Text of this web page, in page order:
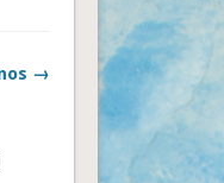
→